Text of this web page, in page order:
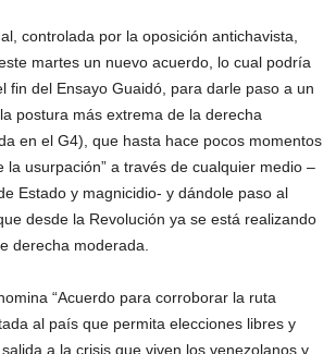
controlada por la oposición antichavista,
martes un nuevo acuerdo, lo cual podría
fin del Ensayo Guaidó, para darle paso a un
postura más extrema de la derecha
en el G4), que hasta hace pocos momentos
la usurpación” a través de cualquier medio –
Estado y magnicidio- y dándole paso al
desde la Revolución ya se está realizando
derecha moderada.
“Acuerdo para corroborar la ruta
al país que permita elecciones libres y
a la crisis que viven los venezolanos y